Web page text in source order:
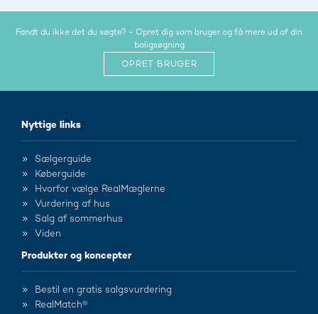
Fandt du ikke det du søgte? - Opret dig som bruger og få mere ud af din
boligsøgning
OPRET BRUGER
Nyttige links
Sælgerguide
Køberguide
Hvorfor vælge RealMæglerne
Vurdering af hus
Salg af sommerhus
Viden
Produkter og koncepter
Bestil en gratis salgsvurdering
RealMatch®